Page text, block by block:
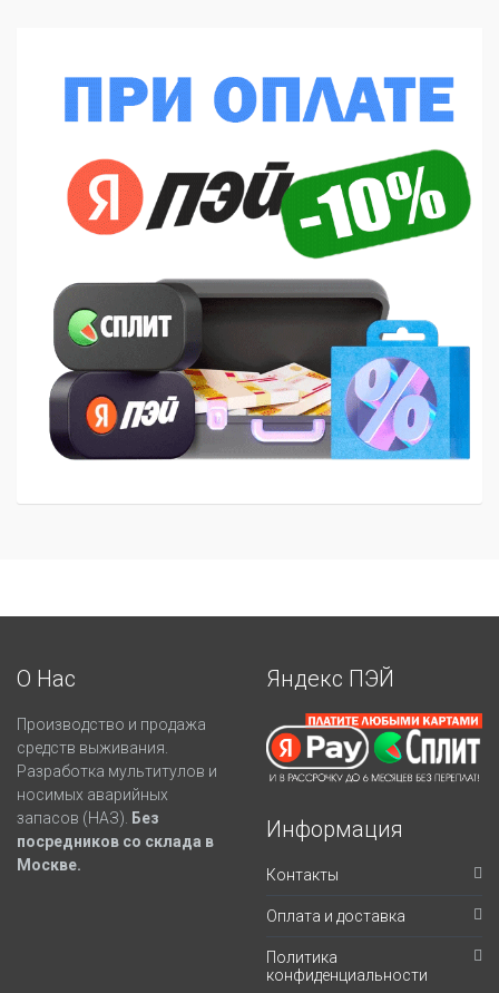
О Нас
Производство и продажа
средств выживания.
Разработка мультитулов и
носимых аварийных
запасов (НАЗ).
Без
посредников со склада в
Москве.
Яндекс ПЭЙ
Информация
Контакты
Оплата и доставка
Политика
конфиденциальности